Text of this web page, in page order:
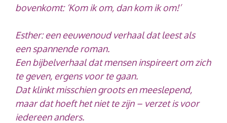
bovenkomt: ‘Kom ik om, dan kom ik om!’
Esther: een eeuwenoud verhaal dat leest als
een spannende roman.
Een bijbelverhaal dat mensen inspireert om zich
te geven, ergens voor te gaan.
Dat klinkt misschien groots en meeslepend,
maar dat hoeft het niet te zijn – verzet is voor
iedereen anders.